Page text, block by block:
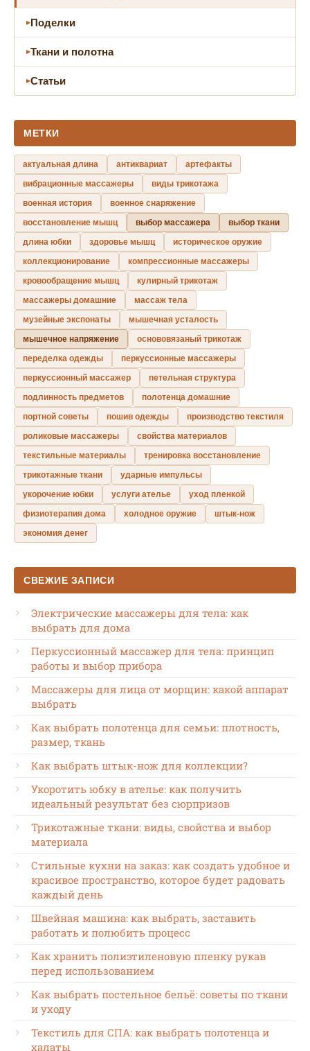
Поделки
Ткани и полотна
Статьи
МЕТКИ
актуальная длина антиквариат
артефакты
вибрационные массажеры
виды трикотажа
военная история
военное снаряжение
восстановление мышц
выбор массажера
выбор ткани
длина юбки
здоровье мышц
историческое оружие
коллекционирование
компрессионные массажеры
кровообращение мышц
кулирный трикотаж
массажеры домашние
массаж тела
музейные экспонаты
мышечная усталость
мышечное напряжение
основовязаный трикотаж
переделка одежды
перкуссионные массажеры
перкуссионный массажер
петельная структура
подлинность предметов
полотенца домашние
портной советы
пошив одежды
производство текстиля
роликовые массажеры
свойства материалов
текстильные материалы
тренировка восстановление
трикотажные ткани
ударные импульсы
укорочение юбки
услуги ателье
уход пленкой
физиотерапия дома
холодное оружие
штык-нож
экономия денег
СВЕЖИЕ ЗАПИСИ
Электрические массажеры для тела: как
выбрать для дома
Перкуссионный массажер для тела: принцип
работы и выбор прибора
Массажеры для лица от морщин: какой аппарат
выбрать
Как выбрать полотенца для семьи: плотность,
размер, ткань
Как выбрать штык-нож для коллекции?
Укоротить юбку в ателье: как получить
идеальный результат без сюрпризов
Трикотажные ткани: виды, свойства и выбор
материала
Стильные кухни на заказ: как создать удобное и
красивое пространство, которое будет радовать
каждый день
Швейная машина: как выбрать, заставить
работать и полюбить процесс
Как хранить полиэтиленовую пленку рукав
перед использованием
Как выбрать постельное бельё: советы по ткани
и уходу
Текстиль для СПА: как выбрать полотенца и
халаты